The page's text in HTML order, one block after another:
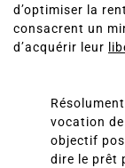
d’optimiser la
consacrent un
d’acquérir leur
vocation
objectif
dire le prêt